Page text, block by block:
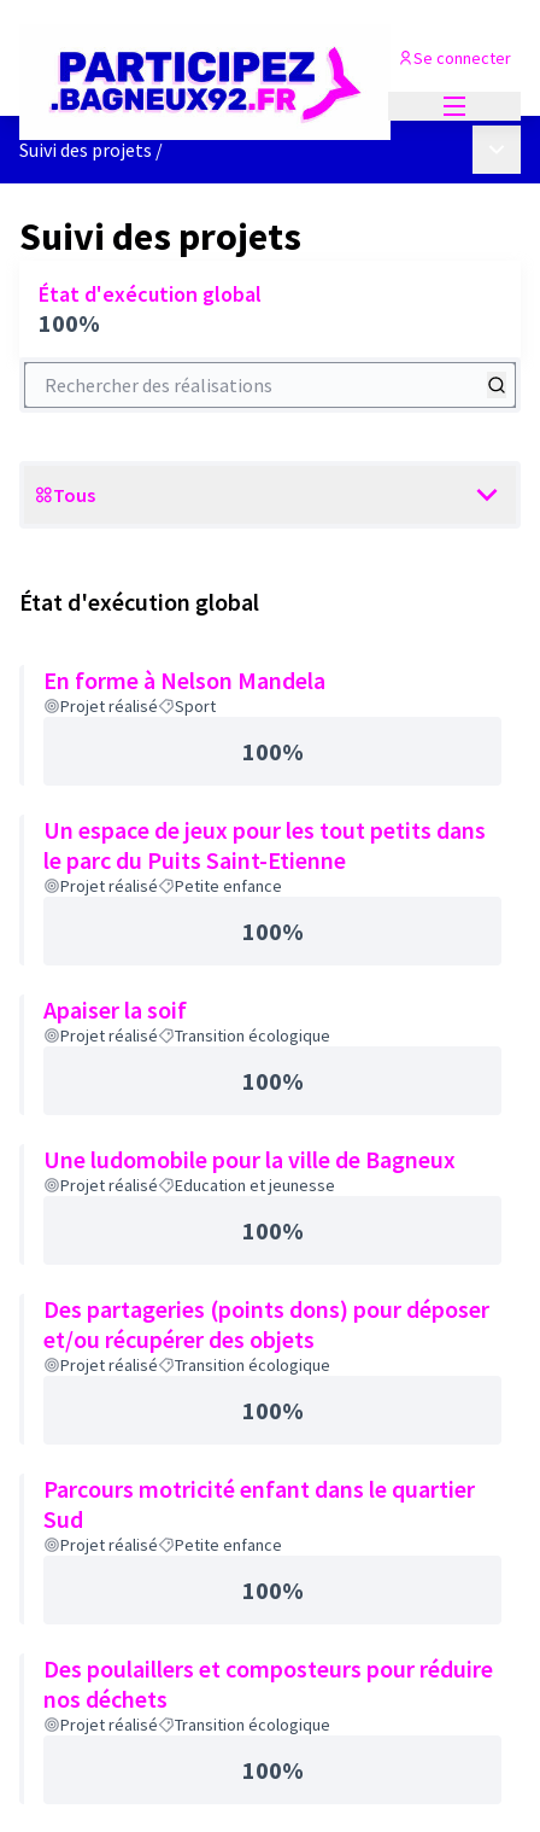
Se connecter
Suivi des projets /
Suivi des projets
État d'exécution global
100%
Rechercher des réalisations
Scope
Tous
État d'exécution global
En forme à Nelson Mandela
Projet réalisé Sport
100%
Un espace de jeux pour les tout petits dans
le parc du Puits Saint-Etienne
Projet réalisé Petite enfance
100%
Apaiser la soif
Projet réalisé Transition écologique
100%
Une ludomobile pour la ville de Bagneux
Projet réalisé Education et jeunesse
100%
Des partageries (points dons) pour déposer
et/ou récupérer des objets
Projet réalisé Transition écologique
100%
Parcours motricité enfant dans le quartier
Sud
Projet réalisé Petite enfance
100%
Des poulaillers et composteurs pour réduire
nos déchets
Projet réalisé Transition écologique
100%